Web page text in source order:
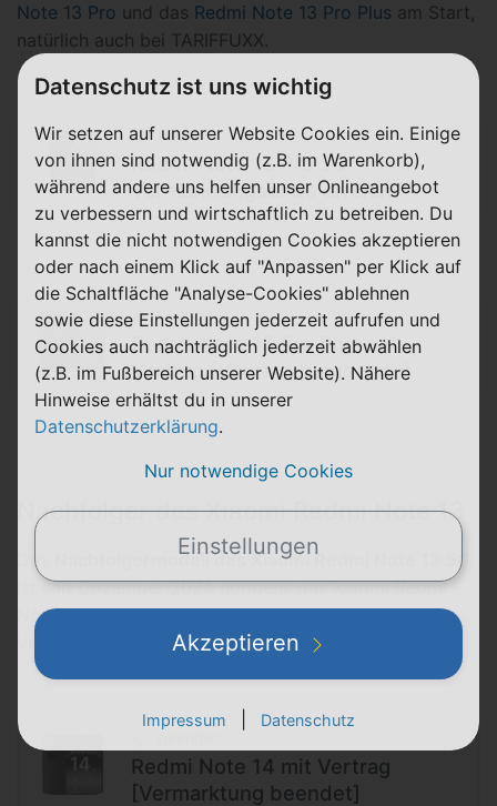
Note 13 Pro und das Redmi Note 13 Pro Plus am Start,
natürlich auch bei TARIFFUXX.
beendet
Redmi Note 13 Pro 5G:
Vermarktungsende erreicht
beendet
Redmi Note 13 Pro Plus mit
Vertrag [Vermarktungsende]
Nachfolger des Xiaomi Redmi Note 13
Das
Nachfolgermodell des Xiaomi Redmi Note 13 5G
ist seit Dezember 2024 übrigens dasXiaomi Redmi
Note 14, für das wir dir ebenfalls einen
Vergleichsrechner bieten.
Redmi Note 14 mit Vertrag
[Vermarktung beendet]
Datenschutz ist uns wichtig
Wir setzen auf unserer Website Cookies ein. Einige
von ihnen sind notwendig (z.B. im Warenkorb),
während andere uns helfen unser Onlineangebot
zu verbessern und wirtschaftlich zu betreiben. Du
kannst die nicht notwendigen Cookies akzeptieren
oder nach einem Klick auf "Anpassen" per Klick auf
die Schaltfläche "Analyse-Cookies" ablehnen
sowie diese Einstellungen jederzeit aufrufen und
Cookies auch nachträglich jederzeit abwählen
(z.B. im Fußbereich unserer Website). Nähere
Hinweise erhältst du in unserer
Datenschutzerklärung.
Nur notwendige Cookies
Einstellungen
Akzeptieren
Impressum Datenschutz